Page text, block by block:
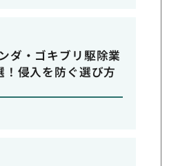
ダ・ゴキブリ駆除業
侵入を防ぐ選び方